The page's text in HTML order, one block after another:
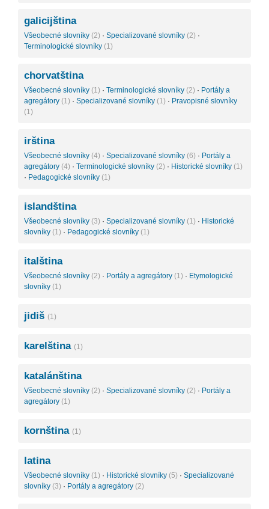
galicijština
Všeobecné slovníky (2) · Specializované slovníky (2) ·
Terminologické slovníky (1)
chorvatština
Všeobecné slovníky (1) · Terminologické slovníky (2) · Portály a
agregátory (1) · Specializované slovníky (1) · Pravopisné slovníky
(1)
irština
Všeobecné slovníky (4) · Specializované slovníky (6) · Portály a
agregátory (4) · Terminologické slovníky (2) · Historické slovníky (1)
· Pedagogické slovníky (1)
islandština
Všeobecné slovníky (3) · Specializované slovníky (1) · Historické
slovníky (1) · Pedagogické slovníky (1)
italština
Všeobecné slovníky (2) · Portály a agregátory (1) · Etymologické
slovníky (1)
jidiš (1)
karelština (1)
katalánština
Všeobecné slovníky (2) · Specializované slovníky (2) · Portály a
agregátory (1)
kornština (1)
latina
Všeobecné slovníky (1) · Historické slovníky (5) · Specializované
slovníky (3) · Portály a agregátory (2)